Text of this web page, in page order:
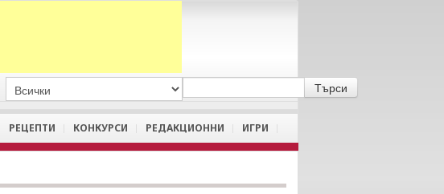
РЕЦЕПТИ КОНКУРСИ РЕДАКЦИОННИ ИГРИ